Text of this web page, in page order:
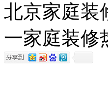
北京家庭装
一家庭装修